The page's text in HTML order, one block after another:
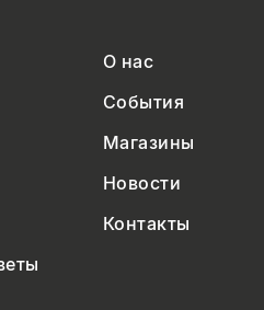
О нас
События
Магазины
Новости
Контакты